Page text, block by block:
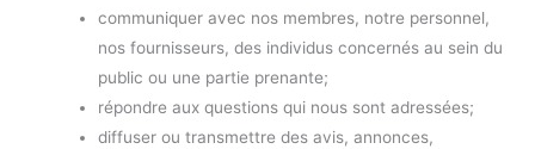
communiquer avec nos membres, notre personnel,
nos fournisseurs, des individus concernés au sein du
public ou une partie prenante;
répondre aux questions qui nous sont adressées;
diffuser ou transmettre des avis, annonces,